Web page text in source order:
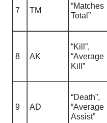
7 TM
“Matches
Total”
8 AK
“Kill”,
“Average
Kill”
9 AD
“Death”,
“Average
Assist”